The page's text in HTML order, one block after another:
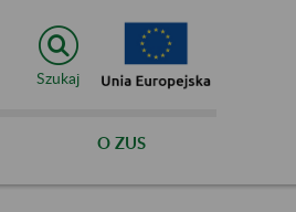
Szukaj
O ZUS